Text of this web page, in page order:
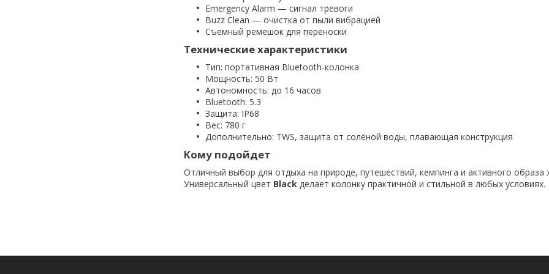
Emergency Alarm — сигнал тревоги
Buzz Clean — очистка от пыли вибрацией
Съемный ремешок для переноски
Технические характеристики
Тип: портативная Bluetooth-колонка
Мощность: 50 Вт
Автономность: до 16 часов
Bluetooth: 5.3
Защита: IP68
Вес: 780 г
Дополнительно: TWS, защита от солёной воды, плавающая конструкция
Кому подойдет
Отличный выбор для отдыха на природе, путешествий, кемпинга и активного образа
Универсальный цвет Black делает колонку практичной и стильной в любых условиях.